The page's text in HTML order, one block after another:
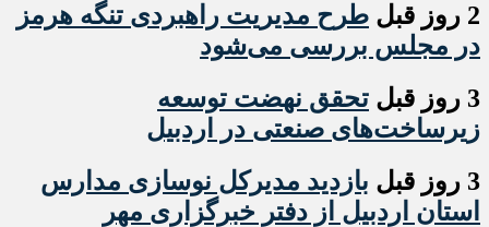
2 روز قبل
طرح مدیریت راهبردی تنگه هرمز
در مجلس بررسی می‌شود
3 روز قبل
تحقق نهضت توسعه
زیرساخت‌های صنعتی در اردبیل
3 روز قبل
بازدید مدیرکل نوسازی مدارس
استان اردبیل از دفتر خبرگزاری مهر